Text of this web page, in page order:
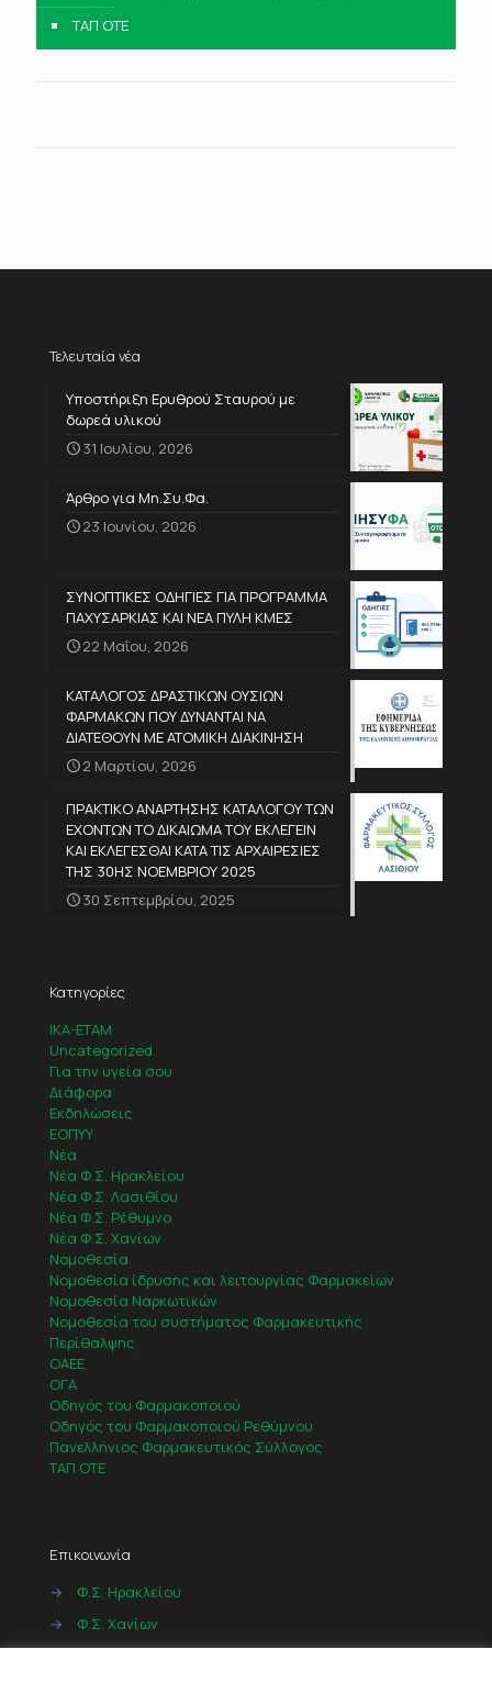
ΤΑΠ ΟΤΕ
Τελευταία νέα
Υποστήριξη Ερυθρού Σταυρού με
δωρεά υλικού
31 Ιουλίου, 2026
Άρθρο για Μη.Συ.Φα.
23 Ιουνίου, 2026
ΣΥΝΟΠΤΙΚΕΣ ΟΔΗΓΙΕΣ ΓΙΑ ΠΡΟΓΡΑΜΜΑ
ΠΑΧΥΣΑΡΚΙΑΣ ΚΑΙ ΝΕΑ ΠΥΛΗ ΚΜΕΣ
22 Μαΐου, 2026
ΚΑΤΑΛΟΓΟΣ ΔΡΑΣΤΙΚΩΝ ΟΥΣΙΩΝ
ΦΑΡΜΑΚΩΝ ΠΟΥ ΔΥΝΑΝΤΑΙ ΝΑ
ΔΙΑΤΕΘΟΥΝ ΜΕ ΑΤΟΜΙΚΗ ΔΙΑΚΙΝΗΣΗ
2 Μαρτίου, 2026
ΠΡΑΚΤΙΚΟ ΑΝΑΡΤΗΣΗΣ ΚΑΤΑΛΟΓΟΥ ΤΩΝ
ΕΧΟΝΤΩΝ ΤΟ ΔΙΚΑΙΩΜΑ ΤΟΥ ΕΚΛΕΓΕΙΝ
ΚΑΙ ΕΚΛΕΓΕΣΘΑΙ ΚΑΤΑ ΤΙΣ ΑΡΧΑΙΡΕΣΙΕΣ
ΤΗΣ 30ΗΣ ΝΟΕΜΒΡΙΟΥ 2025
30 Σεπτεμβρίου, 2025
Κατηγορίες
IKA-ETAM
Uncategorized
Για την υγεία σου
Διάφορα
Εκδηλώσεις
ΕΟΠΥΥ
Νέα
Νέα Φ.Σ. Ηρακλείου
Νέα Φ.Σ. Λασιθίου
Νέα Φ.Σ. Ρέθυμνο
Νέα Φ.Σ. Χανίων
Νομοθεσία
Νομοθεσία ίδρυσης και λειτουργίας Φαρμακείων
Νομοθεσία Ναρκωτικών
Νομοθεσία του συστήματος Φαρμακευτικής
Περίθαλψης
ΟΑΕΕ
ΟΓΑ
Οδηγός του Φαρμακοποιού
Οδηγός του Φαρμακοποιού Ρεθύμνου
Πανελλήνιος Φαρμακευτικός Σύλλογος
ΤΑΠ ΟΤΕ
Επικοινωνία
→
Φ.Σ. Ηρακλείου
→
Φ.Σ. Χανίων